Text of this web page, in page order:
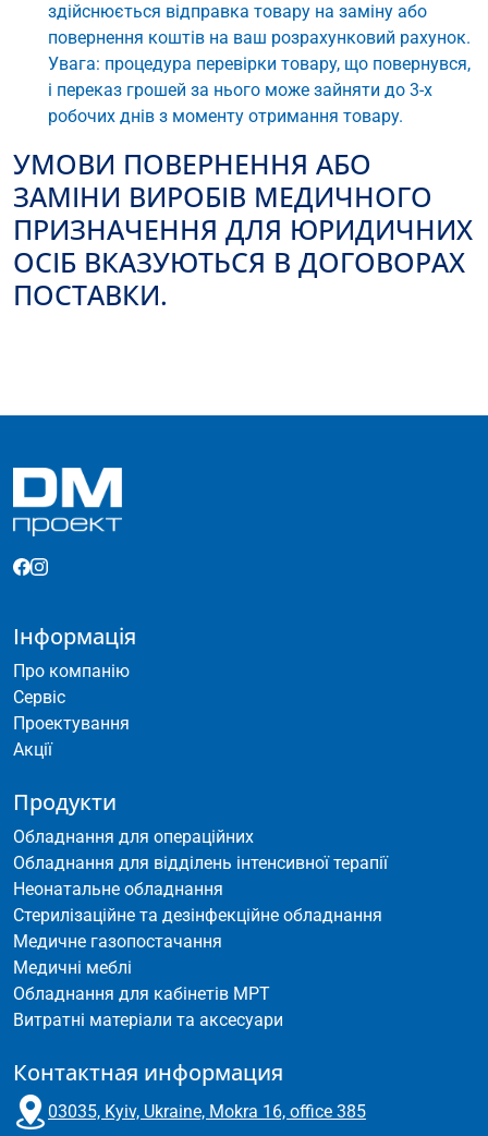
здійснюється відправка товару на заміну або
повернення коштів на ваш розрахунковий рахунок.
Увага: процедура перевірки товару, що повернувся,
і переказ грошей за нього може зайняти до 3-х
робочих днів з моменту отримання товару.
УМОВИ ПОВЕРНЕННЯ АБО
ЗАМІНИ ВИРОБІВ МЕДИЧНОГО
ПРИЗНАЧЕННЯ ДЛЯ ЮРИДИЧНИХ
ОСІБ ВКАЗУЮТЬСЯ В ДОГОВОРАХ
ПОСТАВКИ.
Інформація
Про компанію
Сервіс
Проектування
Акції
Продукти
Обладнання для операційних
Обладнання для відділень інтенсивної терапії
Неонатальне обладнання
Стерилізаційне та дезінфекційне обладнання
Медичне газопостачання
Медичні меблі
Обладнання для кабінетів МРТ
Витратні матеріали та аксесуари
Контактная информация
03035, Kyiv, Ukraine, Mokra 16, office 385